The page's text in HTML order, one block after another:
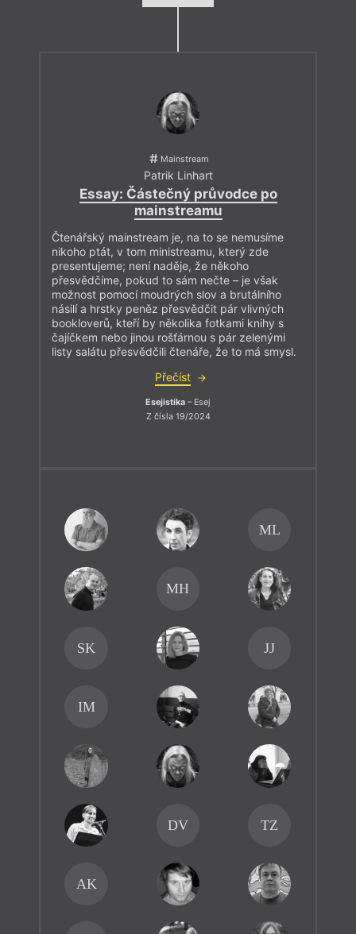
Mainstream
Patrik Linhart
Essay: Částečný průvodce po
mainstreamu
Čtenářský mainstream je, na to se nemusíme
nikoho ptát, v tom ministreamu, který zde
presentujeme; není naděje, že někoho
přesvědčíme, pokud to sám nečte – je však
možnost pomocí moudrých slov a brutálního
násilí a hrstky peněz přesvědčit pár vlivných
bookloverů, kteří by několika fotkami knihy s
čajíčkem nebo jinou rošťárnou s pár zelenými
listy salátu přesvědčili čtenáře, že to má smysl.
Přečíst
Esejistika – Esej
Z čísla 19/2024
ML
MH
SK JJ
IM
DV TZ
AK